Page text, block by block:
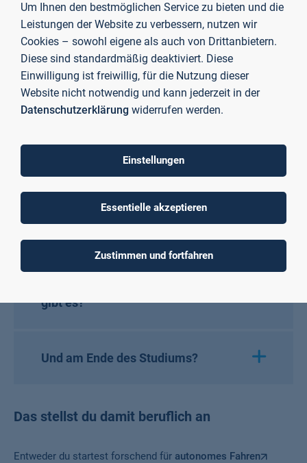
Wer hilft mir bei Fragen?
Wie starte ich ins Studium?
Wie bekomme ich echte Praxis?
Welche Möglichkeiten für
Auslandserfahrungen habe ich?
gibt es?
Und am Ende des Studiums?
Das stellst du damit beruflich an
Entweder du startest forschend für autonomes Fahren
Um Ihnen den bestmöglichen Service zu bieten und die
Leistungen der Website zu verbessern, nutzen wir
Cookies – sowohl eigene als auch von Drittanbietern.
Diese sind standardmäßig deaktiviert. Diese
Einwilligung ist freiwillig, für die Nutzung dieser
Website nicht notwendig und kann jederzeit in der
Datenschutzerklärung widerrufen werden.
Einstellungen
Essentielle akzeptieren
Zustimmen und fortfahren